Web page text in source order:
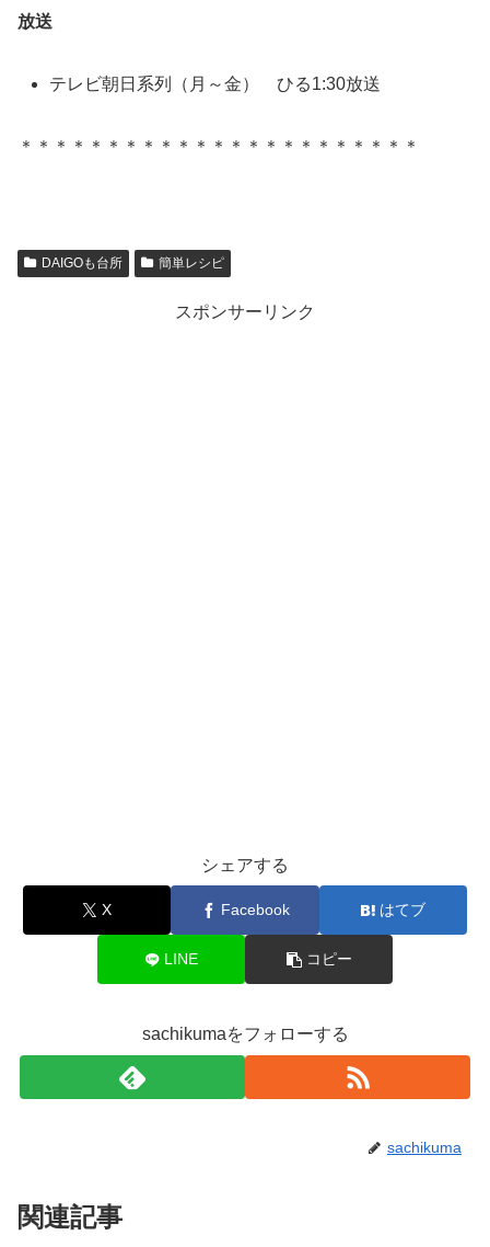
放送
テレビ朝日系列（月～金） ひる1:30放送
＊＊＊＊＊＊＊＊＊＊＊＊＊＊＊＊＊＊＊＊＊＊＊
DAIGOも台所 簡単レシピ
スポンサーリンク
シェアする
X Facebook はてブ
LINE コピー
sachikumaをフォローする
sachikuma
関連記事